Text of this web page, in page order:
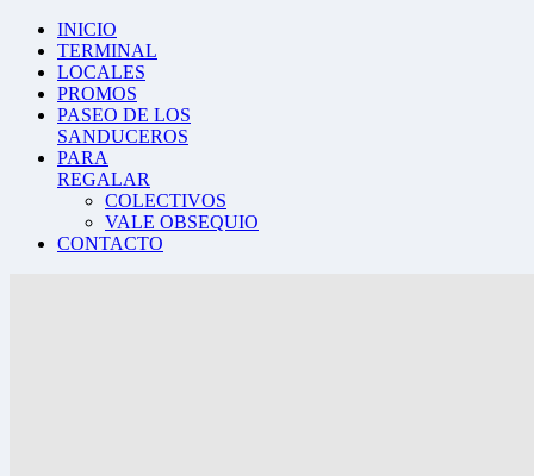
INICIO
TERMINAL
LOCALES
PROMOS
PASEO DE LOS
SANDUCEROS
PARA
REGALAR
COLECTIVOS
VALE OBSEQUIO
CONTACTO